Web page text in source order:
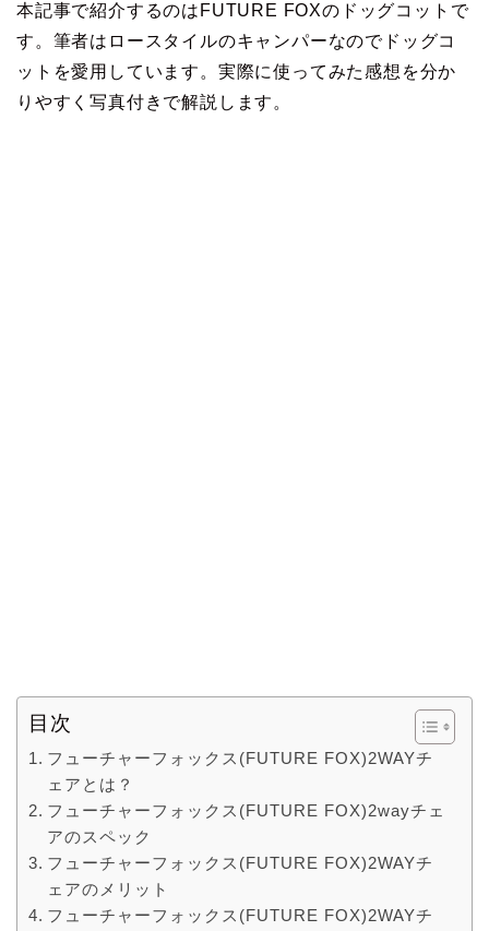
本記事で紹介するのはFUTURE FOXのドッグコットで
す。筆者はロースタイルのキャンパーなのでドッグコ
ットを愛用しています。実際に使ってみた感想を分か
りやすく写真付きで解説します。
目次
フューチャーフォックス(FUTURE FOX)2WAYチ
ェアとは？
フューチャーフォックス(FUTURE FOX)2wayチェ
アのスペック
フューチャーフォックス(FUTURE FOX)2WAYチ
ェアのメリット
フューチャーフォックス(FUTURE FOX)2WAYチ